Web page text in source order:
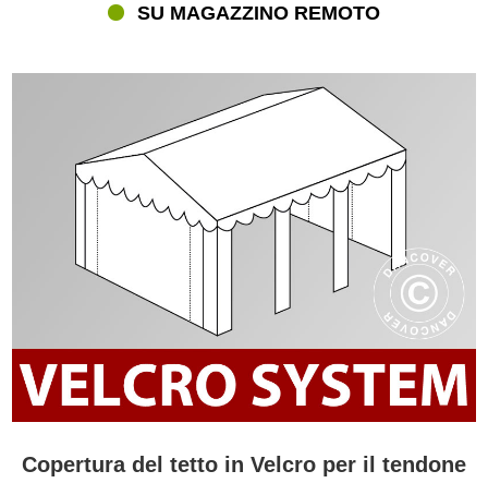
SU MAGAZZINO REMOTO
Copertura del tetto in Velcro per il tendone